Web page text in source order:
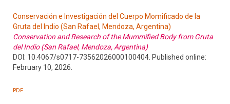
Conservación e Investigación del Cuerpo Momificado de la
Gruta del Indio (San Rafael, Mendoza, Argentina)
Conservation and Research of the Mummified Body from Gruta
del Indio (San Rafael, Mendoza, Argentina)
DOI: 10.4067/s0717-73562026000100404. Published online:
February 10, 2026.
PDF